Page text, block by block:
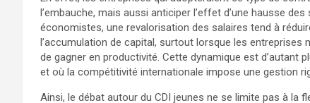
l’embauche, mais aussi anticiper l’effet d’une hausse
économistes, une revalorisation des salaires tend à
l’accumulation de capital, surtout lorsque les entreprises
de gagner en productivité. Cette dynamique est
et où la compétitivité internationale impose une gestion
Ainsi, le débat autour du CDI jeunes ne se limite pas à la